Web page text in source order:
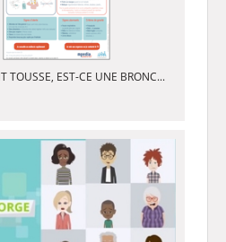
TOUSSE, EST-CE UNE BRONC...